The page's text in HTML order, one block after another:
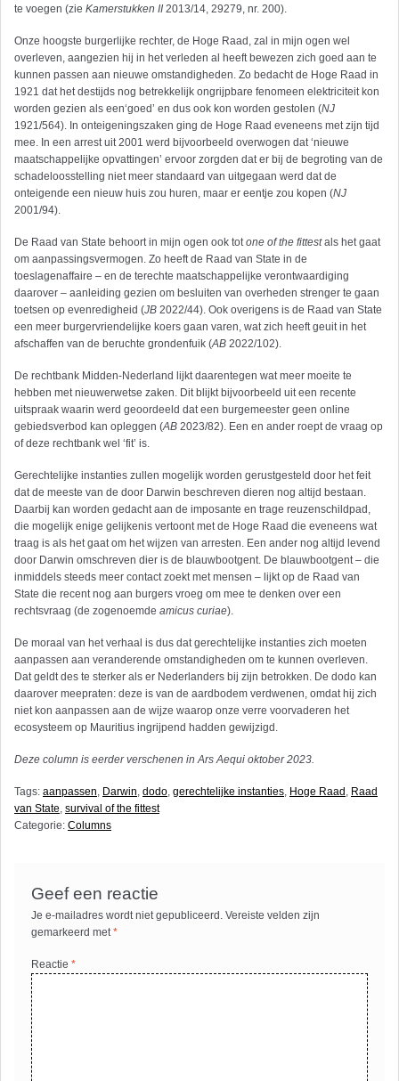
te voegen (zie Kamerstukken II 2013/14, 29279, nr. 200).
Onze hoogste burgerlijke rechter, de Hoge Raad, zal in mijn ogen wel
overleven, aangezien hij in het verleden al heeft bewezen zich goed aan te
kunnen passen aan nieuwe omstandigheden. Zo bedacht de Hoge Raad in
1921 dat het destijds nog betrekkelijk ongrijpbare fenomeen elektriciteit kon
worden gezien als een‘goed’ en dus ook kon worden gestolen (NJ
1921/564). In onteigeningszaken ging de Hoge Raad eveneens met zijn tijd
mee. In een arrest uit 2001 werd bijvoorbeeld overwogen dat ‘nieuwe
maatschappelijke opvattingen’ ervoor zorgden dat er bij de begroting van de
schadeloosstelling niet meer standaard van uitgegaan werd dat de
onteigende een nieuw huis zou huren, maar er eentje zou kopen (NJ
2001/94).
De Raad van State behoort in mijn ogen ook totone of the fittestals het gaat
om aanpassingsvermogen. Zo heeft de Raad van State in de
toeslagenaffaire – en de terechte maatschappelijke verontwaardiging
daarover – aanleiding gezien om besluiten van overheden strenger te gaan
toetsen op evenredigheid (JB 2022/44). Ook overigens is de Raad van State
een meer burgervriendelijke koers gaan varen, wat zich heeft geuit in het
afschaffen van de beruchte grondenfuik (AB 2022/102).
De rechtbank Midden-Nederland lijkt daarentegen wat meer moeite te
hebben met nieuwerwetse zaken. Dit blijkt bijvoorbeeld uit een recente
uitspraak waarin werd geoordeeld dat een burgemeester geen online
gebiedsverbod kan opleggen (AB 2023/82). Een en ander roept de vraag op
of deze rechtbank wel ‘fit’ is.
Gerechtelijke instanties zullen mogelijk worden gerustgesteld door het feit
dat de meeste van de door Darwin beschreven dieren nog altijd bestaan.
Daarbij kan worden gedacht aan de imposante en trage reuzenschildpad,
die mogelijk enige gelijkenis vertoont met de Hoge Raad die eveneens wat
traag is als het gaat om het wijzen van arresten. Een ander nog altijd levend
door Darwin omschreven dier is de blauwbootgent. De blauwbootgent – die
inmiddels steeds meer contact zoekt met mensen – lijkt op de Raad van
State die recent nog aan burgers vroeg om mee te denken over een
rechtsvraag (de zogenoemde amicus curiae).
De moraal van het verhaal is dus dat gerechtelijke instanties zich moeten
aanpassen aan veranderende omstandigheden om te kunnen overleven.
Dat geldt des te sterker als er Nederlanders bij zijn betrokken. De dodo kan
daarover meepraten: deze is van de aardbodem verdwenen, omdat hij zich
niet kon aanpassen aan de wijze waarop onze verre voorvaderen het
ecosysteem op Mauritius ingrijpend hadden gewijzigd.
Deze column is eerder verschenen in Ars Aequi oktober 2023.
Tags: aanpassen, Darwin, dodo, gerechtelijke instanties, Hoge Raad , Raad
van State, survival of the fittest
Categorie: Columns
Geef een reactie
Je e-mailadres wordt niet gepubliceerd. Vereiste velden zijn
gemarkeerd met*
Reactie*